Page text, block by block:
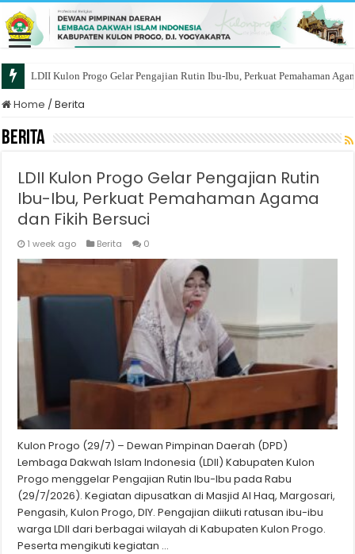
LDII Kulon Progo Gelar Pengajian Rutin Ibu-Ibu, Perkuat Pemahaman
Home /Berita
Berita
LDII Kulon Progo Gelar Pengajian Rutin
Ibu-Ibu, Perkuat Pemahaman Agama
dan Fikih Bersuci
1 week ago Berita 0
Kulon Progo (29/7) – Dewan Pimpinan Daerah (DPD)
Lembaga Dakwah Islam Indonesia (LDII) Kabupaten Kulon
Progo menggelar Pengajian Rutin Ibu-Ibu pada Rabu
(29/7/2026). Kegiatan dipusatkan di Masjid Al Haq, Margosari,
Pengasih, Kulon Progo, DIY. Pengajian diikuti ratusan ibu-ibu
warga LDII dari berbagai wilayah di Kabupaten Kulon Progo.
Peserta mengikuti kegiatan …